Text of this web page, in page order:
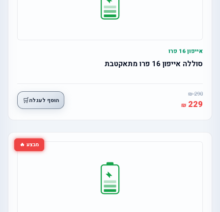
אייפון 16 פרו
סוללה אייפון 16 פרו מתאקטבת
290
229 הוסף לעגלה🛒
מבצע 🔥